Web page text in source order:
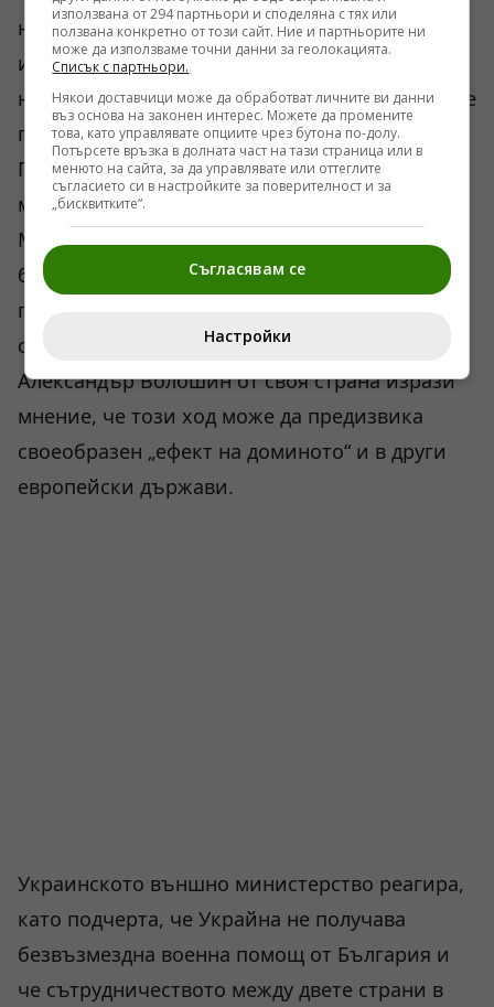
недоволството от отношението на Киев към
историческите въпроси и към наследството
на Украинската въстаническа армия става все
по-видимо.
Постоянният представител на Русия в
международните организации във Виена
Михаил Улянов приветства решението на
българското правителство и заяви, че София
постепенно „възстановява позициите си в
очите на руснаците“. Руският сенатор
Александър Волошин от своя страна изрази
мнение, че този ход може да предизвика
своеобразен „ефект на доминото“ и в други
европейски държави.
Украинското външно министерство реагира,
като подчерта, че Украйна не получава
безвъзмездна военна помощ от България и
че сътрудничеството между двете страни в
използвана от 294 партньори и споделяна с тях или
ползвана конкретно от този сайт. Ние и партньорите ни
може да използваме точни данни за геолокацията.
Списък с партньори.
Някои доставчици може да обработват личните ви данни
въз основа на законен интерес. Можете да промените
това, като управлявате опциите чрез бутона по-долу.
Потърсете връзка в долната част на тази страница или в
менюто на сайта, за да управлявате или оттеглите
съгласието си в настройките за поверителност и за
„бисквитките“.
Съгласявам се
Настройки